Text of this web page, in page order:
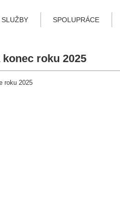
SLUŽBY SPOLUPRÁCE
roku 2025
roku 2025